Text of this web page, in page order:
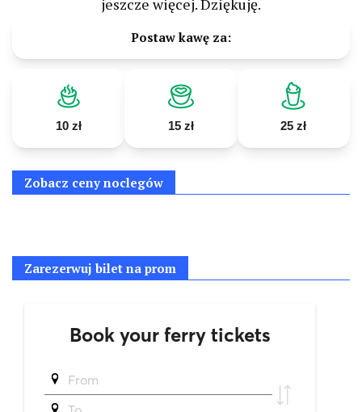
jeszcze więcej. Dziękuję.
Postaw kawę za:
10 zł 15 zł 25 zł
Zobacz ceny noclegów
Zarezerwuj bilet na prom